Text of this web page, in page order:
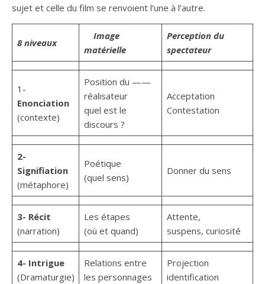
sujet et celle du film se renvoient l’une à l’autre.
8 niveaux
Image
matérielle
Perception du
spectateur
1-
Enonciation
(contexte)
Position du ——
réalisateur
quel est le
discours ?
Acceptation
Contestation
2-
Signifiation
(métaphore)
Poétique
(quel sens)
Donner du sens
3- Récit
(narration)
Les étapes
(où et quand)
Attente,
suspens, curiosité
4- Intrigue
(Dramaturgie)
Relations entre
les personnages
Projection
identification